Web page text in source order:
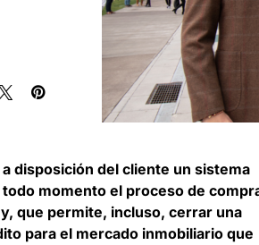
disposición del cliente un sistema
momento el proceso de
que permite, incluso, cerrar una
para el mercado inmobiliario que